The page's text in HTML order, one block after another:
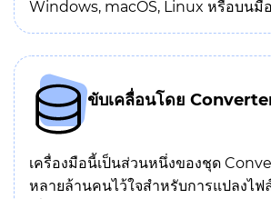
Windows, macOS, Linux หรือบนมื
ขับเคลื่อนโดย
เครื่องมือนี้เป็นส่วนหนึ่งของชุด
หลายล้านคนไว้ใจสำหรับการแปลงไฟ